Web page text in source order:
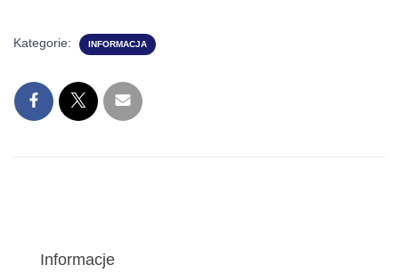
Kategorie: INFORMACJA
Informacje